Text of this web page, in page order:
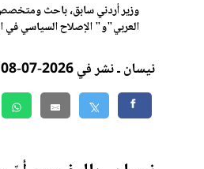
وزير أردني سابق، باحث ومتخصص
العربي"و" الإصلاح السياسي في
نيسان ـ نشر في 2026-07-08 الساعة 11:17